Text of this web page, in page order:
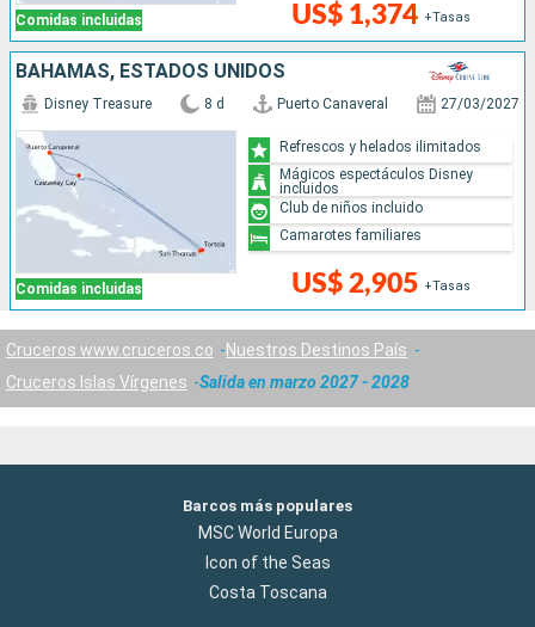
Comidas incluidas US$ 1,374 +Tasas
BAHAMAS, ESTADOS UNIDOS
Comidas incluidas
Disney Treasure 8 d Puerto Canaveral 27/03/2027
US$ 2,905 +Tasas
Refrescos y helados ilimitados
Mágicos espectáculos Disney
incluidos
Club de niños incluido
Camarotes familiares
Cruceros www.cruceros.co
Nuestros Destinos País
Cruceros Islas Vírgenes
Salida en marzo 2027 - 2028
Barcos más populares
MSC World Europa
Icon of the Seas
Costa Toscana